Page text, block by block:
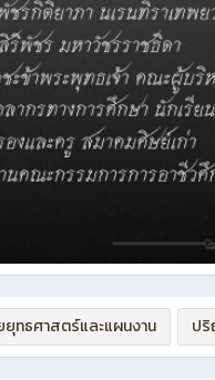
ยุทธศาสตร์และแผนงาน ป